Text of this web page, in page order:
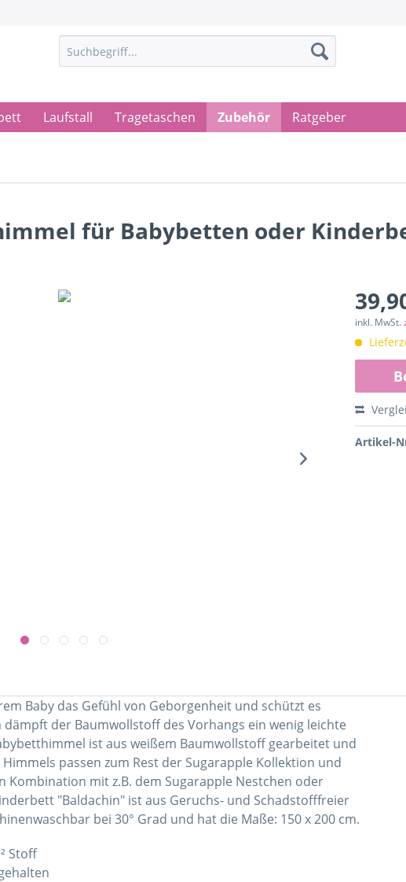
Laufstall Tragetaschen Zubehör Ratgeber
für Babybetten oder
inkl. MwSt.
Artikel-
Baby das Gefühl von Geborgenheit und schützt es
der Baumwollstoff des Vorhangs ein wenig leichte
ist aus weißem Baumwollstoff gearbeitet und
passen zum Rest der Sugarapple Kollektion und
Kombination mit z.B. dem Sugarapple Nestchen oder
"Baldachin" ist aus Geruchs- und Schadstofffreier
bei 30° Grad und hat die Maße: 150 x 200 cm.
Stoff